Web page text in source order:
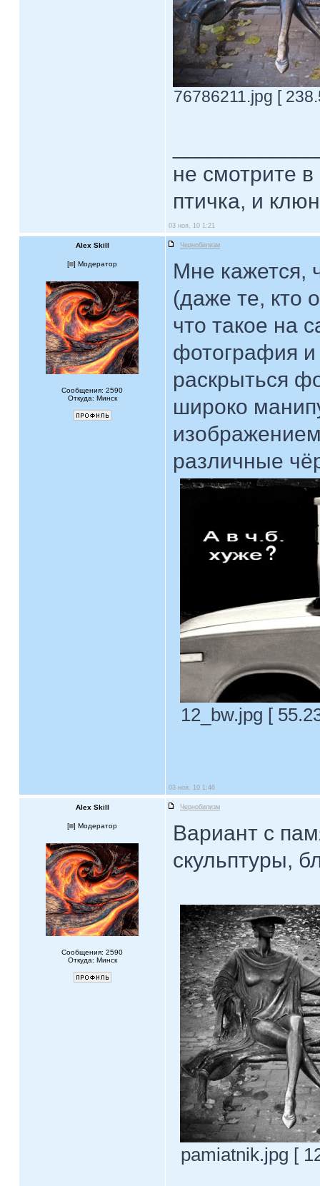
76786211.jpg [
не смотрите в
птичка, и
03 ноя, 10 1:21
Alex Skill Чернобилизм
[ ] Модератор
Сообщения: 2590
Откуда: Минск
Мне кажется,
(даже те, кто
что такое на
фотография и
раскрыться
широко
различные
12_bw.jpg [
03 ноя, 10 1:46
Alex Skill Чернобилизм
[ ] Модератор
Сообщения: 2590
Откуда: Минск
Вариант с
скульптуры,
pamiatnik.jpg [